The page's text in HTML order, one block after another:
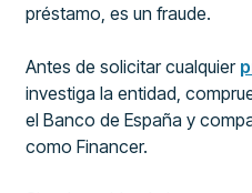
préstamo, es un fraude.
Antes de solicitar cualquier
investiga la entidad,
el Banco de España y
como Financer.